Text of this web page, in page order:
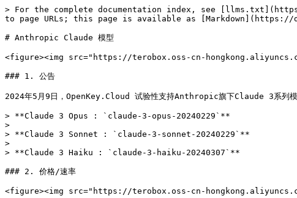
> For the complete documentation index, see
to page URLs; this page is available as [Markdown](https://
# Anthropic Claude 模型
<figure><img src="https://terobox.oss-cn-
### 1. 公告
2024年5月9日，OpenKey.Cloud 试验性支持Anthropic旗下Claude 3系列模
> **Claude 3 Opus : `claude-3-opus-20240229`**
>
> **Claude 3 Sonnet : `claude-3-sonnet-20240229`**
>
> **Claude 3 Haiku : `claude-3-haiku-20240307`**
### 2. 价格/速率
<figure><img src="https://terobox.oss-cn-